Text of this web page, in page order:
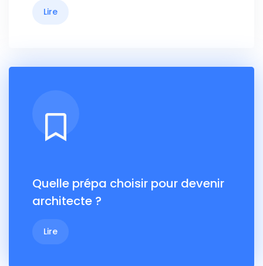
Lire
Quelle prépa choisir pour devenir
architecte ?
Lire